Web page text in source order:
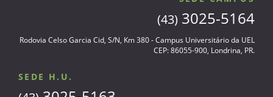
(43) 3025-5164
Rodovia Celso Garcia Cid, S/N, Km 380 - Campus Universitário da UEL
CEP: 86055-900, Londrina, PR.
SEDE H.U.